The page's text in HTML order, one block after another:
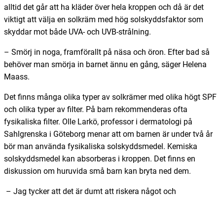
alltid det går att ha kläder över hela kroppen och då är det
viktigt att välja en solkräm med hög solskyddsfaktor som
skyddar mot både UVA- och UVB-strålning.
– Smörj in noga, framförallt på näsa och öron. Efter bad så
behöver man smörja in barnet ännu en gång, säger Helena
Maass.
Det finns många olika typer av solkrämer med olika högt SPF
och olika typer av filter. På barn rekommenderas ofta
fysikaliska filter. Olle Larkö, professor i dermatologi på
Sahlgrenska i Göteborg menar att om barnen är under två år
bör man använda fysikaliska solskyddsmedel. Kemiska
solskyddsmedel kan absorberas i kroppen. Det finns en
diskussion om huruvida små barn kan bryta ned dem.
– Jag tycker att det är dumt att riskera något och